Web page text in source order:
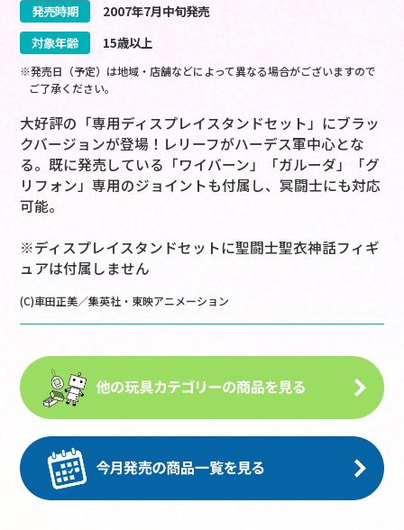
発売時期
2007年7月中旬発売
対象年齢
15歳以上
※発売日（予定）は地域・店舗などによって異なる場合がございますので
ご了承ください。
大好評の「専用ディスプレイスタンドセット」にブラッ
クバージョンが登場！レリーフがハーデス軍中心とな
る。既に発売している「ワイバーン」「ガルーダ」「グ
リフォン」専用のジョイントも付属し、冥闘士にも対応
可能。
※ディスプレイスタンドセットに聖闘士聖衣神話フィギ
ュアは付属しません
(C)車田正美／集英社・東映アニメーション